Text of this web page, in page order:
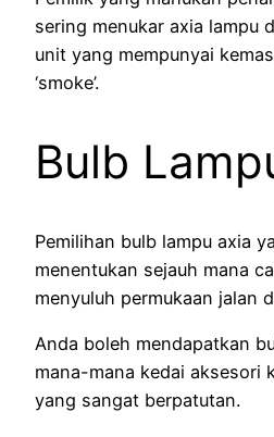
sering menukar axia lampu
unit yang mempunyai
‘smoke’.
Bulb
Pemilihan bulb lampu axia
menentukan sejauh mana
menyuluh permukaan jalan
Anda boleh mendapatkan
mana-mana kedai aksesori
yang sangat berpatutan.